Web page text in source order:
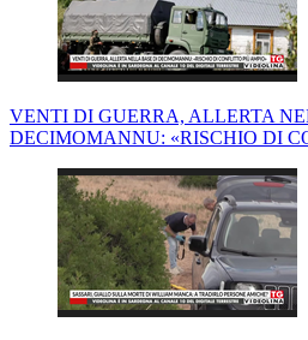
VENTI DI GUERRA, ALLERTA
DECIMOMANNU: «RISCHIO DI